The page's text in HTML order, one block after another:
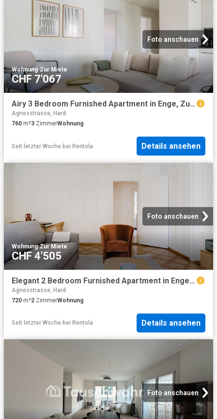
Foto anschauen
Wohnung·Zur Miete
CHF 7'067
Airy 3 Bedroom Furnished Apartment in Enge, Zurich Amsterdam Apartments for Rent
Agnesstrasse, Hard
760 m²3 ZimmerWohnung
Seit letzter Woche bei Rentola Details ansehen
Foto anschauen
Wohnung·Zur Miete
CHF 4'505
Elegant 2 Bedroom Furnished Apartment in Enge, Zurich Amsterdam Apartments for Rent
Agnesstrasse, Hard
720 m²2 ZimmerWohnung
Seit letzter Woche bei Rentola Details ansehen
Foto anschauen